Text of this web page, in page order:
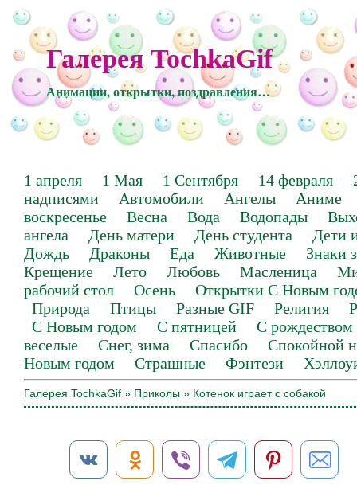
Галерея TochkaGif
Анимации, открытки, поздравления…
1 апреля 1 Мая 1 Сентября 14 февраля
надписями
Автомобили Ангелы
Аниме
воскресенье
Весна Вода Водопады
ангела
День матери День студента
Дети
Дождь
Драконы Еда Животные
Знаки
Крещение
Лето Любовь Масленица
рабочий стол
Осень
Открытки С Новым
Природа
Птицы Разные GIF Религия
С Новым годом
С пятницей
С рождеством
веселые
Снег, зима Спасибо
Спокойной
Новым годом
Страшные Фэнтези
Галерея TochkaGif » Приколы » Котенок играет с собакой